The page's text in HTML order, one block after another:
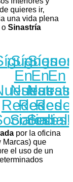
quieres ir,
una vida plena
o Sinastría
En
Redes
En
Nuestras
Redes
Sociales!
En
®
por la oficina
Marcas) que
el uso de un